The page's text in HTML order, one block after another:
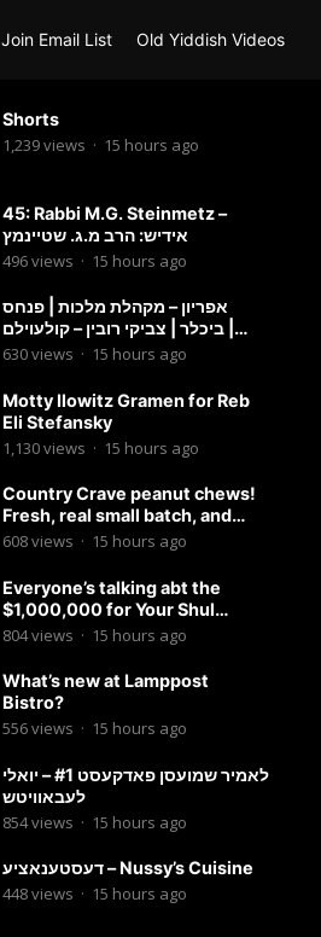
Join Email List Old Yiddish Videos
Shorts
1,239views · 15 hours ago
45: Rabbi M.G. Steinmetz –
אידיש: הרב מ.ג. שטיינמץ
496views · 15 hours ago
אפריון – מקהלת מלכות | פנחס
ביכלר | צביקי רובין – קולעוילם |
Malchus Choir, Tzviki Rubin
630views · 15 hours ago
Motty Ilowitz Gramen for Reb
Eli Stefansky
1,130views · 15 hours ago
Country Crave peanut chews!
Fresh, real small batch, and
soft! – Status Island
608views · 15 hours ago
Everyone’s talking abt the
$1,000,000 for Your Shul
Tosfos Yom Tov “No Talking by
804views · 15 hours ago
What’s new at Lamppost
Bistro?
556views · 15 hours ago
לאמיר שמועסן פאדקעסט #1 – יואלי
לעבאוויטש
854views · 15 hours ago
דעסטענאציע – Nussy’s Cuisine
448views · 15 hours ago